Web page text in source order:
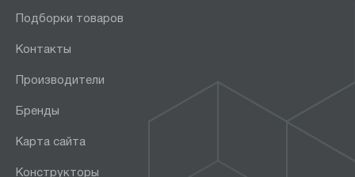
Подборки товаров
Контакты
Производители
Бренды
Карта сайта
Конструкторы